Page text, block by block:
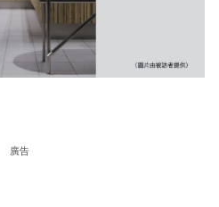
廣告